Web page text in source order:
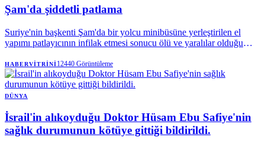
Şam'da şiddetli patlama
Suriye'nin başkenti Şam'da bir yolcu minibüsüne yerleştirilen el
yapımı patlayıcının infilak etmesi sonucu ölü ve yaralılar olduğu
HABERVITRINI12440 Görüntüleme
DÜNYA
İsrail'in alıkoyduğu Doktor Hüsam Ebu Safiye'nin
sağlık durumunun kötüye gittiği bildirildi.